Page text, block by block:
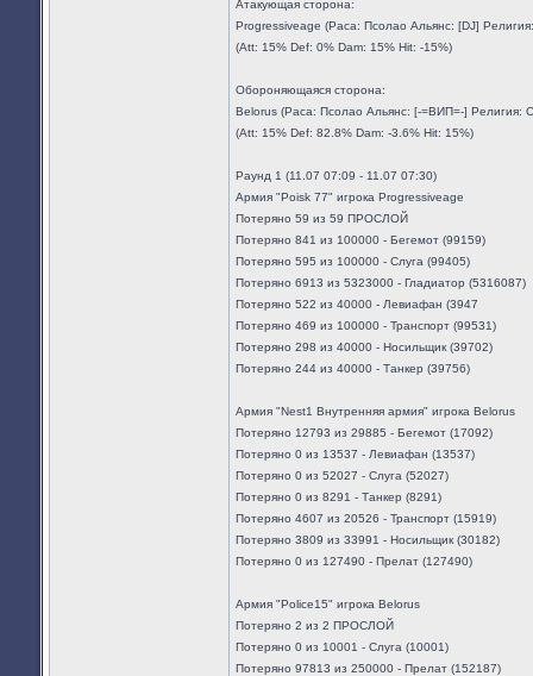
Атакующая сторона:
Progressiveage (Раса: Псолао Альянс: [DJ]
(Att: 15% Def: 0% Dam: 15% Hit: -15%)
Обороняющаяся сторона:
Belorus (Раса: Псолао Альянс: [-=ВИП=-] Религия:
(Att: 15% Def: 82.8% Dam: -3.6% Hit: 15%)
Раунд 1 (11.07 07:09 - 11.07 07:30)
Армия "Poisk 77" игрока Progressiveage
Потеряно 59 из 59 ПРОСЛОЙ
Потеряно 841 из 100000 - Бегемот (99159)
Потеряно 595 из 100000 - Слуга (99405)
Потеряно 6913 из 5323000 - Гладиатор (5316087)
Потеряно 522 из 40000 - Левиафан (3947
Потеряно 469 из 100000 - Транспорт (99531)
Потеряно 298 из 40000 - Носильщик (39702)
Потеряно 244 из 40000 - Танкер (39756)
Армия "Nest1 Внутренняя армия" игрока Belorus
Потеряно 12793 из 29885 - Бегемот (17092)
Потеряно 0 из 13537 - Левиафан (13537)
Потеряно 0 из 52027 - Слуга (52027)
Потеряно 0 из 8291 - Танкер (8291)
Потеряно 4607 из 20526 - Транспорт (15919)
Потеряно 3809 из 33991 - Носильщик (30182)
Потеряно 0 из 127490 - Прелат (127490)
Армия "Police15" игрока Belorus
Потеряно 2 из 2 ПРОСЛОЙ
Потеряно 0 из 10001 - Слуга (10001)
Потеряно 97813 из 250000 - Прелат (152187)